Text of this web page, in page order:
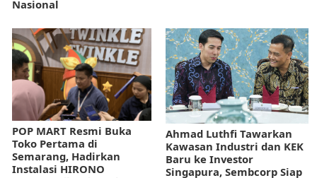
Nasional
POP MART Resmi Buka
Toko Pertama di
Semarang, Hadirkan
Instalasi HIRONO
Ahmad Luthfi Tawarkan
Kawasan Industri dan KEK
Baru ke Investor
Singapura, Sembcorp Siap